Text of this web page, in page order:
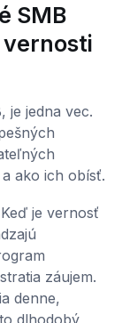
SMB
je jedna vec.
ako ich obísť.
Keď je vernosť
záujem.
denne,
dlhodobý